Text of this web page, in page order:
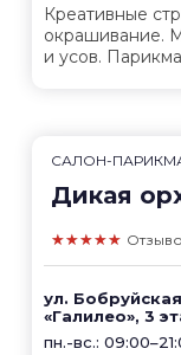
Креативные
окрашивание.
и усов.
САЛОН-
Дикая
★★★★★
ул.
«Галилео», 3
пн.-вс.: